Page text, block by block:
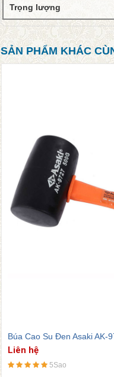
Trọng lượng
SẢN PHẨM KHÁC
Búa Cao Su Đen Asaki AK-
Liên hệ
5Sao